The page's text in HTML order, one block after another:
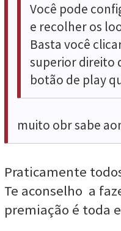
Você pode
e recolher os
Basta você
superior direito
botão de play
muito obr sabe
Praticamente
Te aconselho a
premiação é toda